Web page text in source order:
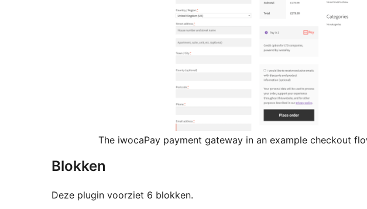
The iwocaPay payment gateway in an example checkout
Blokken
Deze plugin voorziet 6 blokken.